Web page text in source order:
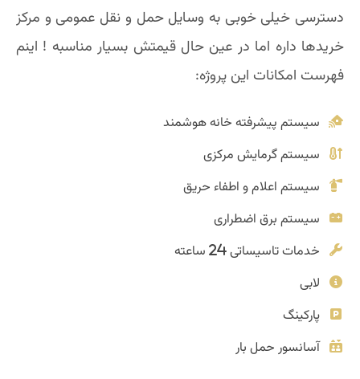
دسترسی خیلی خوبی به وسایل حمل و نقل عمومی و مرکز
خریدها داره اما در عین حال قیمتش بسیار مناسبه ! اینم
فهرست امکانات این پروژه:
سیستم پیشرفته خانه هوشمند
سیستم گرمایش مرکزی
سیستم اعلام و اطفاء حریق
سیستم برق اضطراری
خدمات تاسیساتی 24 ساعته
لابی
پارکینگ
آسانسور حمل بار